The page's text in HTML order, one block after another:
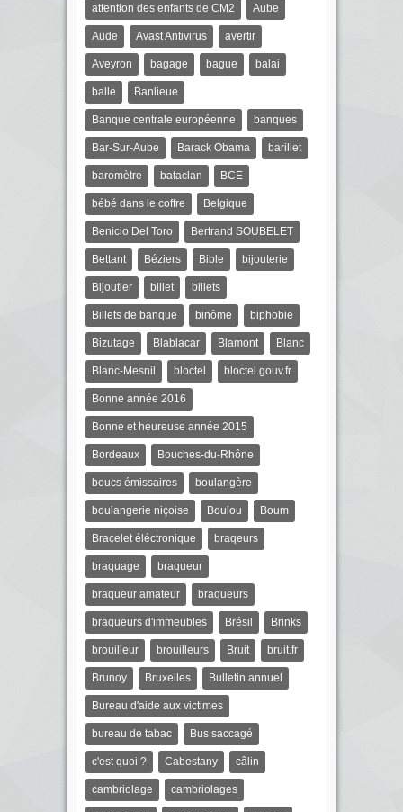
attention des enfants de CM2 Aube
Aude Avast Antivirus avertir
Aveyron bagage bague balai
balle Banlieue
Banque centrale européenne banques
Bar-Sur-Aube Barack Obama barillet
baromètre bataclan BCE
bébé dans le coffre Belgique
Benicio Del Toro Bertrand SOUBELET
Bettant Béziers Bible bijouterie
Bijoutier billet billets
Billets de banque binôme biphobie
Bizutage Blablacar Blamont Blanc
Blanc-Mesnil bloctel bloctel.gouv.fr
Bonne année 2016
Bonne et heureuse année 2015
Bordeaux Bouches-du-Rhône
boucs émissaires boulangère
boulangerie niçoise Boulou Boum
Bracelet éléctronique braqeurs
braquage braqueur
braqueur amateur braqueurs
braqueurs d'immeubles Brésil Brinks
brouilleur brouilleurs Bruit bruit.fr
Brunoy Bruxelles Bulletin annuel
Bureau d'aide aux victimes
bureau de tabac Bus saccagé
c'est quoi ? Cabestany câlin
cambriolage cambriolages